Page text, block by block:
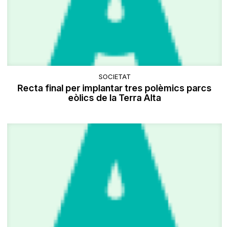
SOCIETAT
Recta final per implantar tres polèmics parcs
eòlics de la Terra Alta